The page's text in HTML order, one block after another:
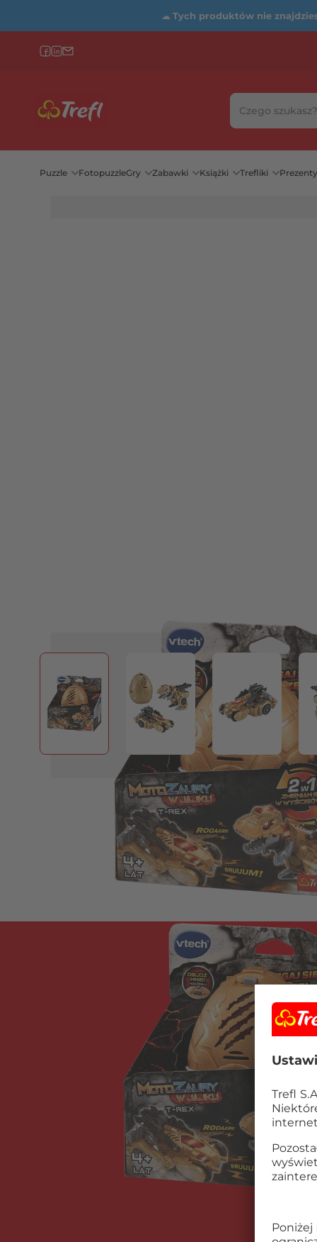
☁ Tych produktów nie
Szukaj w
Wybierz
Puzzle FotopuzzleGry Zabawki Książki Trefliki Prezenty
View larger imageView larger imageView larger